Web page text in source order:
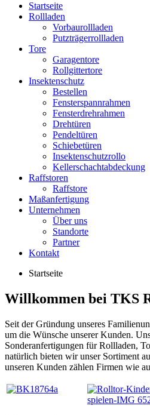
Startseite
Rollladen
Vorbaurollladen
Putzträgerrollladen
Tore
Garagentore
Rollgittertore
Insektenschutz
Bestellen
Fensterspannrahmen
Fensterdrehrahmen
Drehtüren
Pendeltüren
Schiebetüren
Insektenschutzrollo
Kellerschachtabdeckung
Raffstoren
Raffstore
Maßanfertigung
Unternehmen
Über uns
Standorte
Partner
Kontakt
Startseite
Willkommen bei TKS
Seit der Gründung unseres
um die Wünsche unserer Kunden.
Sonderanfertigungen für Rollladen,
natürlich bieten wir unser Sortiment
unseren Kunden zählen Firmen wie